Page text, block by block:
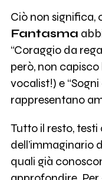
Ciò non significa,
Fantasma
“Coraggio da
però, non
vocalist!) e
rappresentano
Tutto il resto,
dell’immaginario
quali già